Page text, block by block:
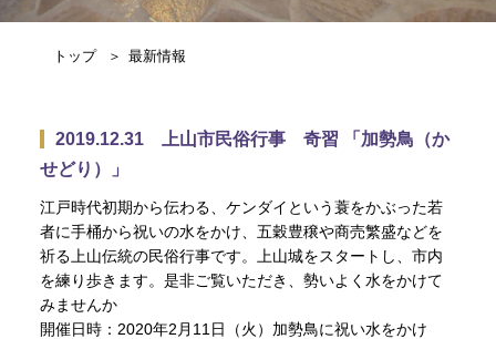
トップ 最新情報
2019.12.31 上山市民俗行事 奇習 「加勢鳥（か
せどり）」
江戸時代初期から伝わる、ケンダイという蓑をかぶった若
者に手桶から祝いの水をかけ、五穀豊穣や商売繁盛などを
祈る上山伝統の民俗行事です。上山城をスタートし、市内
を練り歩きます。是非ご覧いただき、勢いよく水をかけて
みませんか
開催日時：2020年2月11日（火）加勢鳥に祝い水をかけ